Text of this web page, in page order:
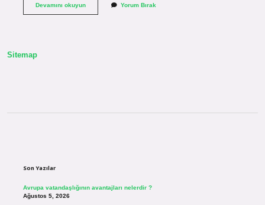
Devamını okuyunTaze
Yorum Bırak
Sitemap
Son Yazılar
Avrupa vatandaşlığının avantajları nelerdir ?
Ağustos 5, 2026